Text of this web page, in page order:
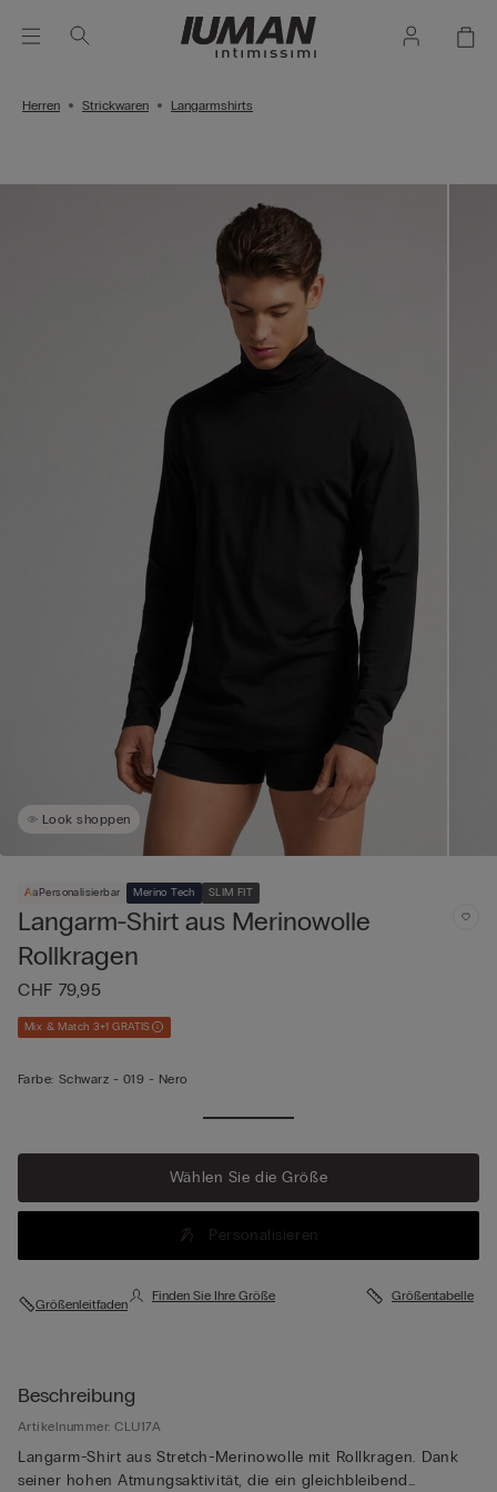
Herren Strickwaren Langarmshirts
Look shoppen
Personalisierbar Merino Tech SLIM FIT
Langarm-Shirt aus Merinowolle
Rollkragen
CHF 79,95
Mix & Match 3+1 GRATIS
Farbe: Schwarz - 019 - Nero
Wählen Sie die Größe
Personalisieren
Größenleitfaden
Finden Sie Ihre Größe Größentabelle
Beschreibung
Artikelnummer: CLU17A
Langarm-Shirt aus Stretch-Merinowolle mit Rollkragen. Dank
seiner hohen Atmungsaktivität, die ein gleichbleibend